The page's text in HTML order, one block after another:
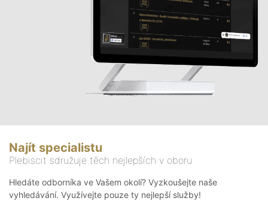
Najít specialistu
Plebiscit sdružuje těch nejlepších v oboru
Hledáte odborníka ve Vašem okolí? Vyzkoušejte naše
vyhledávání. Využívejte pouze ty nejlepší služby!